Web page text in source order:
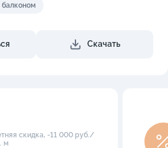
балконом
Скачать
скидка, -11 000 руб./
м